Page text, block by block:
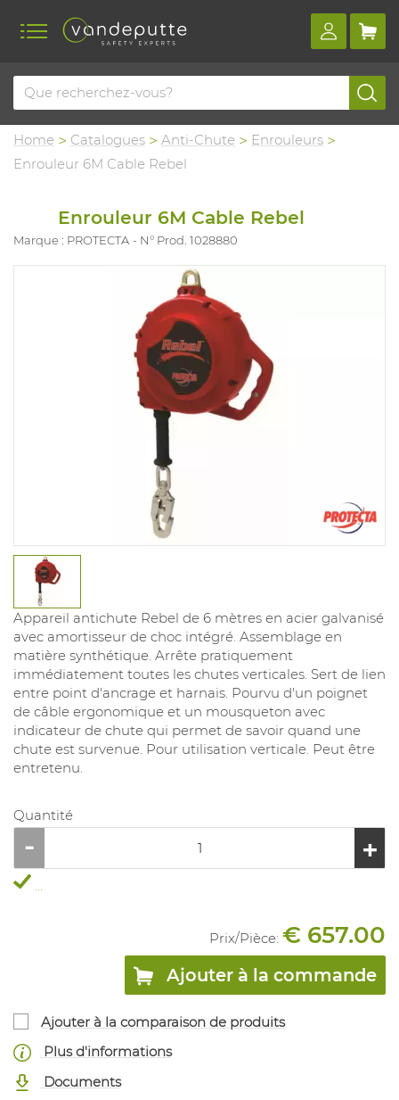
Home Catalogues Anti-Chute
Enrouleurs
Enrouleur 6M Cable Rebel
Enrouleur 6M Cable Rebel
Marque : PROTECTA N° Prod. 1028880
Appareil antichute Rebel de 6 mètres en acier galvanisé
avec amortisseur de choc intégré. Assemblage en
matière synthétique. Arrête pratiquement
immédiatement toutes les chutes verticales. Sert de lien
entre point d'ancrage et harnais. Pourvu d'un poignet
de câble ergonomique et un mousqueton avec
indicateur de chute qui permet de savoir quand une
chute est survenue. Pour utilisation verticale. Peut être
entretenu.
Quantité
...
Prix/Pièce: € 657.00
Ajouter à la commande
Ajouter à la comparaison de produits
Plus d'informations
Documents